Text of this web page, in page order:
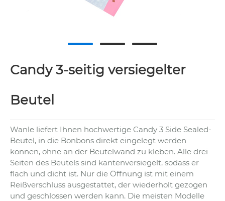
Candy 3-seitig versiegelter
Beutel
Wanle liefert Ihnen hochwertige Candy 3 Side Sealed-
Beutel, in die Bonbons direkt eingelegt werden
können, ohne an der Beutelwand zu kleben. Alle drei
Seiten des Beutels sind kantenversiegelt, sodass er
flach und dicht ist. Nur die Öffnung ist mit einem
Reißverschluss ausgestattet, der wiederholt gezogen
und geschlossen werden kann. Die meisten Modelle